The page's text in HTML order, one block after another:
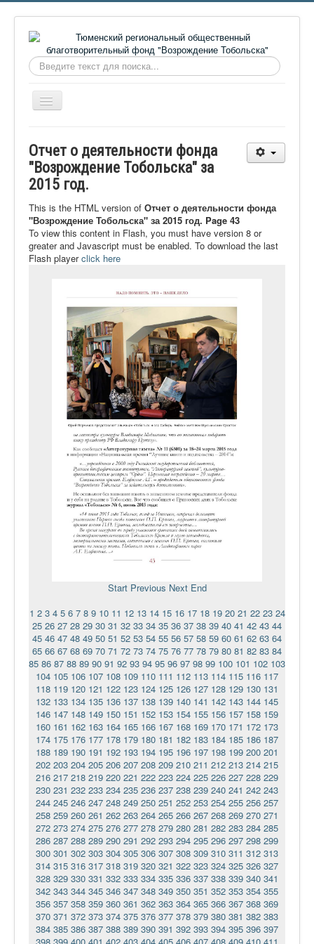
Искать...
Включить/
выключить
О фонде
Онлайн библиотека
Видеоматериалы
Контакты
Сайт проекта Достоевский
Отчет о деятельности фонда
"Возрождение Тобольска" за
2015 год.
This is the HTML version of Отчет о деятельности фонда
"Возрождение Тобольска" за 2015 год. Page 43
To view this content in Flash, you must have version 8 or
greater and Javascript must be enabled. To download the last
Flash playerclick here
Start Previous Next End
1 2 3 4 5 6 7 8 9 10 11 12 13 14 15 16 17 18 19 20 21 22 23 24
25 26 27 28 29 30 31 32 33 34 35 36 37 38 39 40 41 42 43 44
45 46 47 48 49 50 51 52 53 54 55 56 57 58 59 60 61 62 63 64
65 66 67 68 69 70 71 72 73 74 75 76 77 78 79 80 81 82 83 84
85 86 87 88 89 90 91 92 93 94 95 96 97 98 99 100 101 102 103
104 105 106 107 108 109 110 111 112 113 114 115 116 117
118 119 120 121 122 123 124 125 126 127 128 129 130 131
132 133 134 135 136 137 138 139 140 141 142 143 144 145
146 147 148 149 150 151 152 153 154 155 156 157 158 159
160 161 162 163 164 165 166 167 168 169 170 171 172 173
174 175 176 177 178 179 180 181 182 183 184 185 186 187
188 189 190 191 192 193 194 195 196 197 198 199 200 201
202 203 204 205 206 207 208 209 210 211 212 213 214 215
216 217 218 219 220 221 222 223 224 225 226 227 228 229
230 231 232 233 234 235 236 237 238 239 240 241 242 243
244 245 246 247 248 249 250 251 252 253 254 255 256 257
258 259 260 261 262 263 264 265 266 267 268 269 270 271
272 273 274 275 276 277 278 279 280 281 282 283 284 285
286 287 288 289 290 291 292 293 294 295 296 297 298 299
300 301 302 303 304 305 306 307 308 309 310 311 312 313
314 315 316 317 318 319 320 321 322 323 324 325 326 327
328 329 330 331 332 333 334 335 336 337 338 339 340 341
342 343 344 345 346 347 348 349 350 351 352 353 354 355
356 357 358 359 360 361 362 363 364 365 366 367 368 369
370 371 372 373 374 375 376 377 378 379 380 381 382 383
384 385 386 387 388 389 390 391 392 393 394 395 396 397